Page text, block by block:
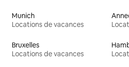
Munich
Locations de vacances
Bruxelles
Locations de vacances